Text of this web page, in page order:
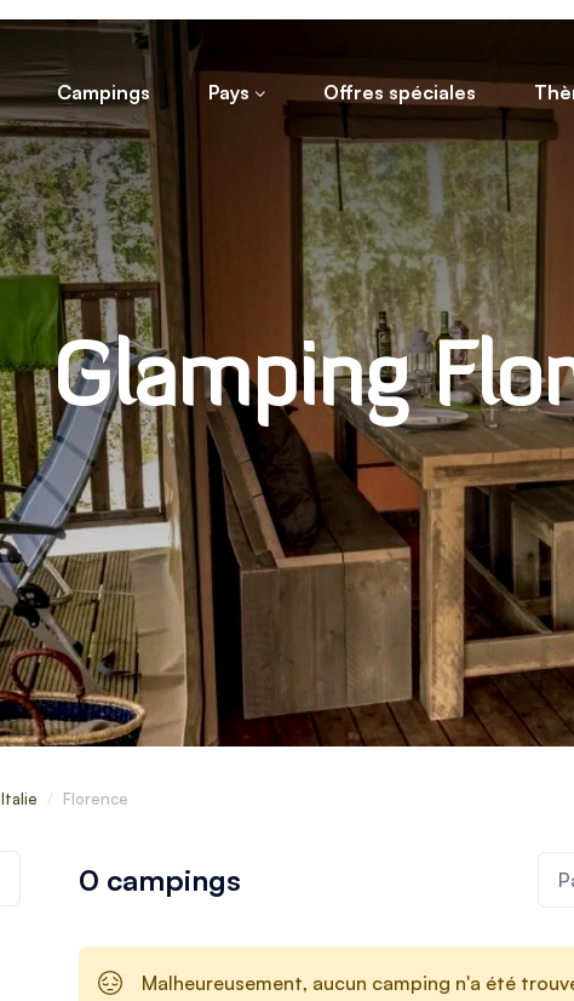
Campings Pays Offres spéciales
Glamping
Italie / Florence
0 campings
Malheureusement, aucun camping n'a été